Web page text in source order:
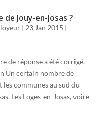
Jouy-en-Josas ?
| 23 Jan 2015 |
de réponse a été corrigé.
Un certain nombre de
communes au sud du
Les Loges-en-Josas, voire